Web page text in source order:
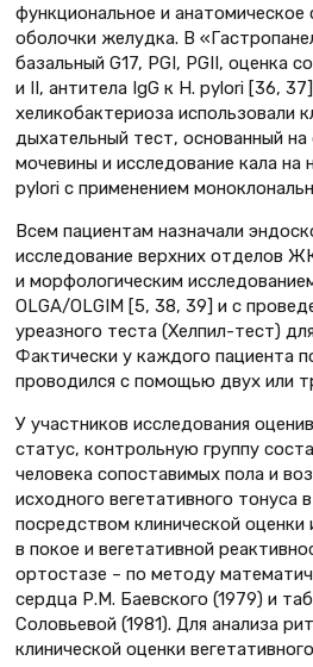
функциональное и анатомическое
оболочки желудка. В
базальный G17, PGI, PGII, оценка
и II, антитела IgG к H. pylori [36,
хеликобактериоза использовали
дыхательный тест, основанный
мочевины и исследование кала на
pylori с применением
Всем пациентам назначали
исследование верхних отделов
и морфологическим
OLGA/OLGIM [5, 38, 39] и с
уреазного теста (Хелпил-тест)
Фактически у каждого пациента
проводился с помощью двух или
У участников исследования
статус, контрольную группу
человека сопоставимых пола и
исходного вегетативного тонуса
посредством клинической
в покое и вегетативной
ортостазе – по методу
сердца Р.М. Баевского (1979) и
Соловьевой (1981). Для анализа
клинической оценки